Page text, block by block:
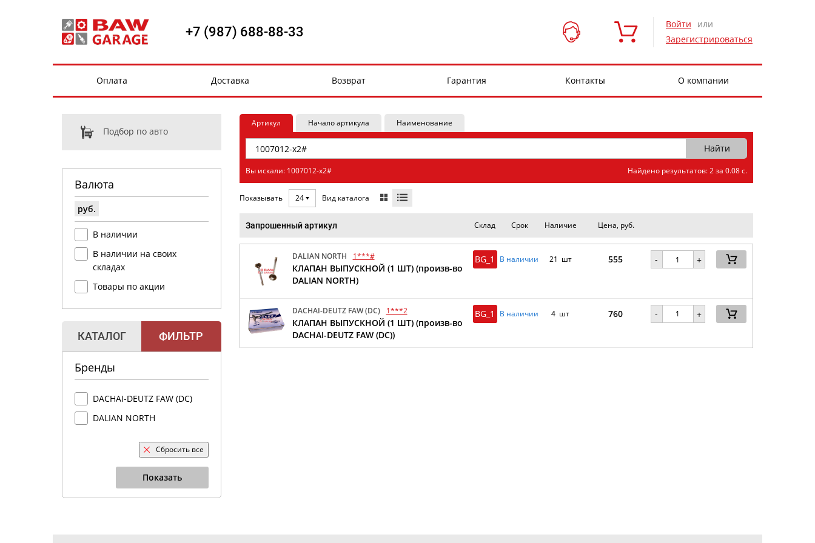
+7 (987) 688-88-33 Войти
или
Зарегистрироваться
Оплата Доставка Возврат Гарантия Контакты О компании
Подбор по авто
Валюта
руб.
В наличии
В наличии на своих
складах
Товары по акции
КАТАЛОГ ФИЛЬТР
Бренды
DACHAI-DEUTZ FAW (DC)
DALIAN NORTH
Сбросить все
Показать
Артикул Начало артикула Наименование
Вы искали: 1007012-x2# Найдено результатов: 2 за 0.08 с.
Показывать 24 Вид каталога
Запрошенный артикул Склад Срок Наличие Цена, руб.
DALIAN NORTH 1***#
КЛАПАН ВЫПУСКНОЙ (1 ШТ) (произв-во
DALIAN NORTH)
BG_1 В наличии 21 шт 555 - +
DACHAI-DEUTZ FAW (DC) 1***2
КЛАПАН ВЫПУСКНОЙ (1 ШТ) (произв-во
DACHAI-DEUTZ FAW (DC))
BG_1 В наличии 4 шт 760 - +